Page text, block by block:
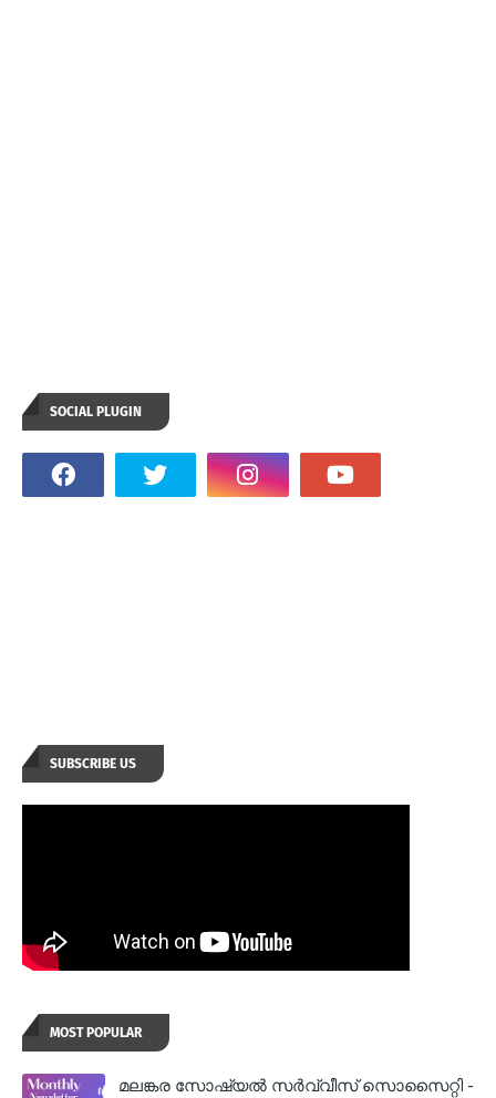
SOCIAL PLUGIN
SUBSCRIBE US
MOST POPULAR
മലങ്കര സോഷ്യല്‍ സര്‍വ്വീസ് സൊസൈറ്റി -